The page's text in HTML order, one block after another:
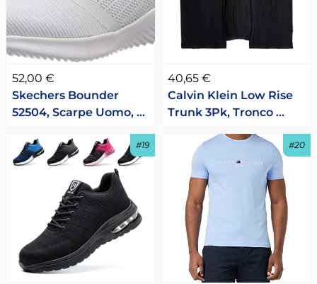
52,00 €
Skechers Bounder
52504, Scarpe Uomo, …
40,65 €
Calvin Klein Low Rise
Trunk 3Pk, Tronco …
#19 #20